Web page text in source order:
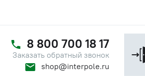
8 800 700 18 17
Заказать обратный звонок
shop@interpole.ru